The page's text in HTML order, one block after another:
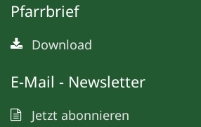
Pfarrbrief
Download
E-Mail - Newsletter
Jetzt abonnieren